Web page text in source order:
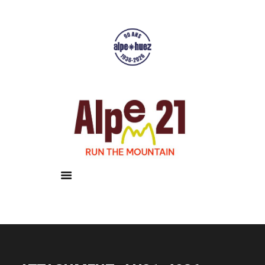
Résultats
Galerie
Infos pratiques